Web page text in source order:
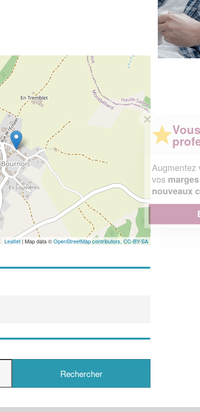
Leaflet | Map data ©OpenStreetMap contributors,CC-BY-SA
Vous êtes un
Augmentez votre chiffre d'affaireset
vosmarges
tout en gagnant de
nouveaux clients!
En savoir plus